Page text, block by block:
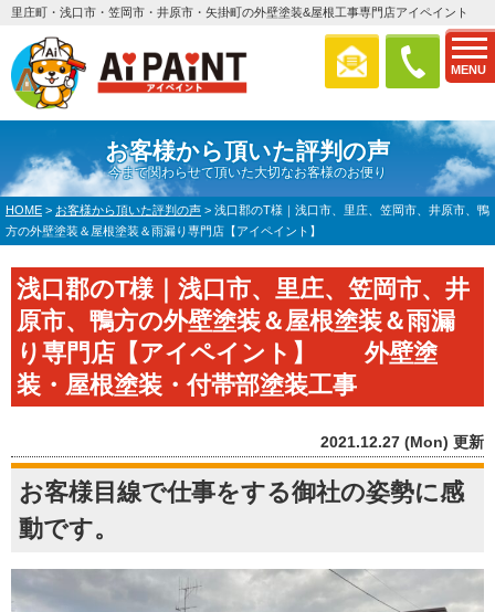
MENU
里庄町・浅口市・笠岡市・井原市・矢掛町の外壁塗装&屋根工事専門店アイペイント
お客様から頂いた評判の声
今まで関わらせて頂いた大切なお客様のお便り
HOME > お客様から頂いた評判の声 > 浅口郡のT様｜浅口市、里庄、笠岡市、井原市、鴨
方の外壁塗装＆屋根塗装＆雨漏り専門店【アイペイント】
浅口郡のT様｜浅口市、里庄、笠岡市、井
原市、鴨方の外壁塗装＆屋根塗装＆雨漏
り専門店【アイペイント】 外壁塗
装・屋根塗装・付帯部塗装工事
2021.12.27 (Mon) 更新
お客様目線で仕事をする御社の姿勢に感
動です。